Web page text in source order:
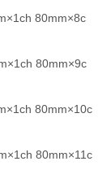
80mm×8c
80mm×9c
80mm×10c
80mm×11c